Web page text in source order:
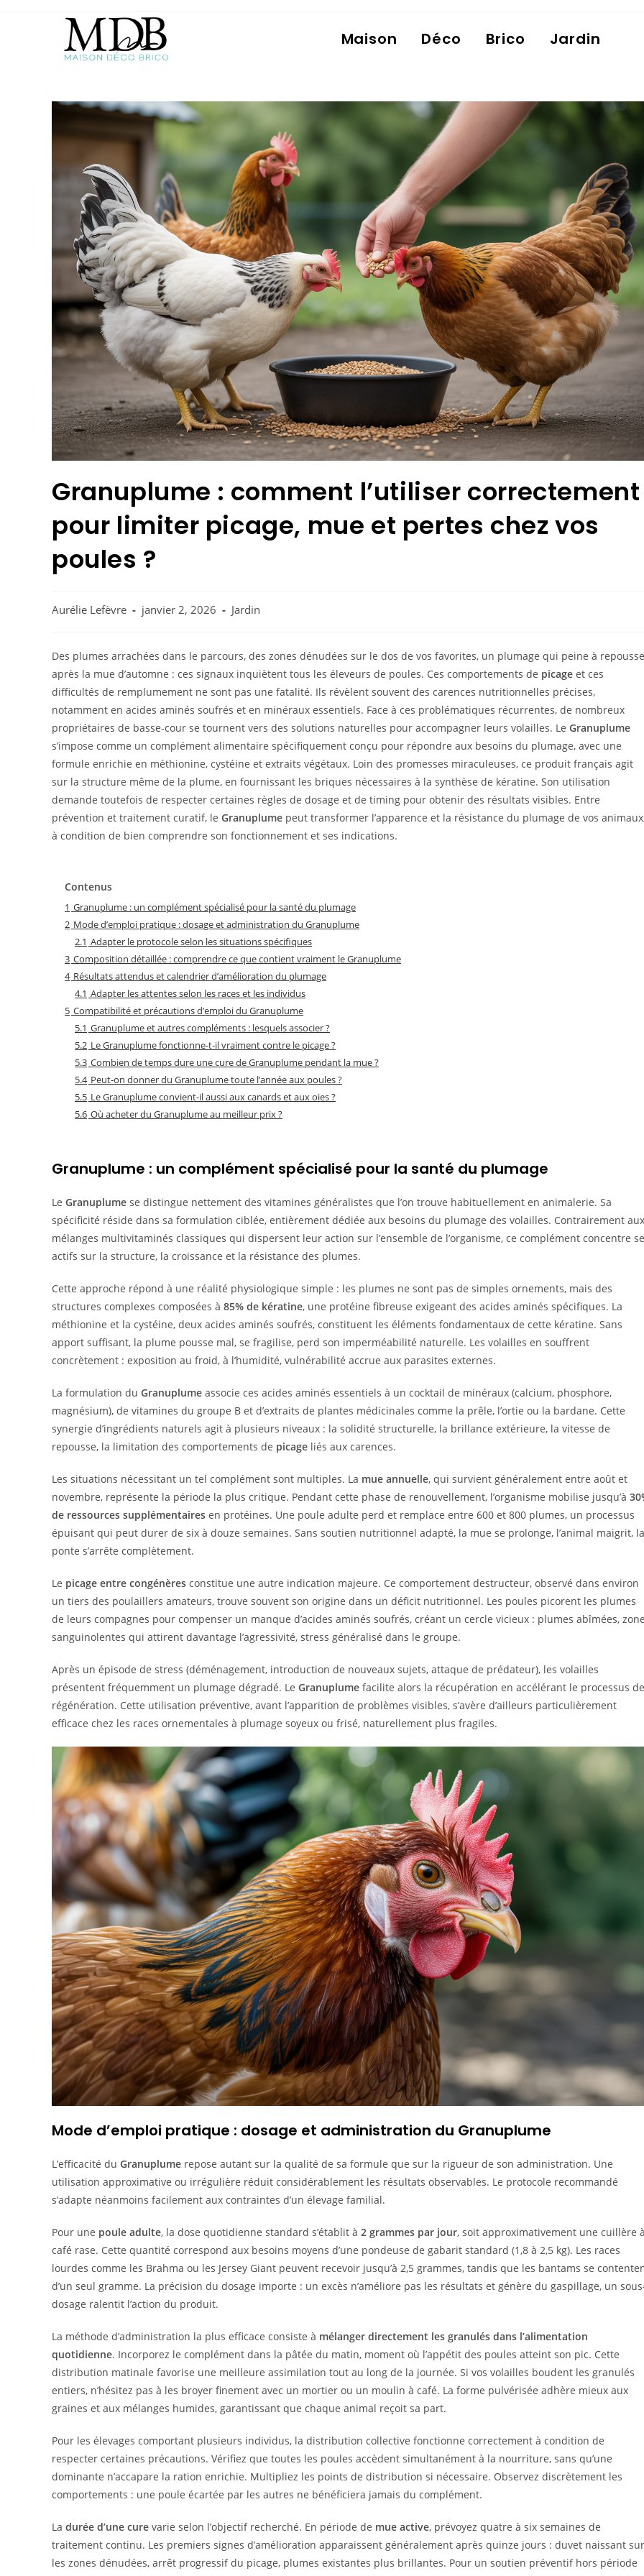
Maison Déco Brico Jardin
Granuplume : comment l’utiliser correctement
pour limiter picage, mue et pertes chez vos
poules ?
Aurélie Lefèvre janvier 2, 2026 Jardin
Des plumes arrachées dans le parcours, des zones dénudées sur le dos de vos favorites, un plumage qui peine à
après la mue d’automne : ces signaux inquiètent tous les éleveurs de poules. Ces comportements de picage et ces
difficultés de remplumement ne sont pas une fatalité. Ils révèlent souvent des carences nutritionnelles précises,
notamment en acides aminés soufrés et en minéraux essentiels. Face à ces problématiques récurrentes, de nombreux
propriétaires de basse-cour se tournent vers des solutions naturelles pour accompagner leurs volailles. Le Granuplume
s’impose comme un complément alimentaire spécifiquement conçu pour répondre aux besoins du plumage, avec une
formule enrichie en méthionine, cystéine et extraits végétaux. Loin des promesses miraculeuses, ce produit français agit
sur la structure même de la plume, en fournissant les briques nécessaires à la synthèse de kératine. Son utilisation
demande toutefois de respecter certaines règles de dosage et de timing pour obtenir des résultats visibles. Entre
prévention et traitement curatif, le Granuplume peut transformer l’apparence et la résistance du plumage de vos
à condition de bien comprendre son fonctionnement et ses indications.
Contenus
1 Granuplume : un complément spécialisé pour la santé du plumage
2 Mode d’emploi pratique : dosage et administration du Granuplume
2.1 Adapter le protocole selon les situations spécifiques
3 Composition détaillée : comprendre ce que contient vraiment le Granuplume
4 Résultats attendus et calendrier d’amélioration du plumage
4.1 Adapter les attentes selon les races et les individus
5 Compatibilité et précautions d’emploi du Granuplume
5.1 Granuplume et autres compléments : lesquels associer ?
5.2 Le Granuplume fonctionne-t-il vraiment contre le picage ?
5.3 Combien de temps dure une cure de Granuplume pendant la mue ?
5.4 Peut-on donner du Granuplume toute l’année aux poules ?
5.5 Le Granuplume convient-il aussi aux canards et aux oies ?
5.6 Où acheter du Granuplume au meilleur prix ?
Granuplume : un complément spécialisé pour la santé du plumage
Le Granuplume se distingue nettement des vitamines généralistes que l’on trouve habituellement en animalerie. Sa
spécificité réside dans sa formulation ciblée, entièrement dédiée aux besoins du plumage des volailles. Contrairement aux
mélanges multivitaminés classiques qui dispersent leur action sur l’ensemble de l’organisme, ce complément concentre
actifs sur la structure, la croissance et la résistance des plumes.
Cette approche répond à une réalité physiologique simple : les plumes ne sont pas de simples ornements, mais des
structures complexes composées à 85% de kératine, une protéine fibreuse exigeant des acides aminés spécifiques. La
méthionine et la cystéine, deux acides aminés soufrés, constituent les éléments fondamentaux de cette kératine. Sans
apport suffisant, la plume pousse mal, se fragilise, perd son imperméabilité naturelle. Les volailles en souffrent
concrètement : exposition au froid, à l’humidité, vulnérabilité accrue aux parasites externes.
La formulation du Granuplume associe ces acides aminés essentiels à un cocktail de minéraux (calcium, phosphore,
magnésium), de vitamines du groupe B et d’extraits de plantes médicinales comme la prêle, l’ortie ou la bardane. Cette
synergie d’ingrédients naturels agit à plusieurs niveaux : la solidité structurelle, la brillance extérieure, la vitesse de
repousse, la limitation des comportements de picage liés aux carences.
Les situations nécessitant un tel complément sont multiples. La mue annuelle, qui survient généralement entre août et
novembre, représente la période la plus critique. Pendant cette phase de renouvellement, l’organisme mobilise jusqu’à
de ressources supplémentaires en protéines. Une poule adulte perd et remplace entre 600 et 800 plumes, un processus
épuisant qui peut durer de six à douze semaines. Sans soutien nutritionnel adapté, la mue se prolonge, l’animal maigrit, la
ponte s’arrête complètement.
Le picage entre congénères constitue une autre indication majeure. Ce comportement destructeur, observé dans environ
un tiers des poulaillers amateurs, trouve souvent son origine dans un déficit nutritionnel. Les poules picorent les plumes
de leurs compagnes pour compenser un manque d’acides aminés soufrés, créant un cercle vicieux : plumes abîmées,
sanguinolentes qui attirent davantage l’agressivité, stress généralisé dans le groupe.
Après un épisode de stress (déménagement, introduction de nouveaux sujets, attaque de prédateur), les volailles
présentent fréquemment un plumage dégradé. Le Granuplume facilite alors la récupération en accélérant le processus de
régénération. Cette utilisation préventive, avant l’apparition de problèmes visibles, s’avère d’ailleurs particulièrement
efficace chez les races ornementales à plumage soyeux ou frisé, naturellement plus fragiles.
Mode d’emploi pratique : dosage et administration du Granuplume
L’efficacité du Granuplume repose autant sur la qualité de sa formule que sur la rigueur de son administration. Une
utilisation approximative ou irrégulière réduit considérablement les résultats observables. Le protocole recommandé
s’adapte néanmoins facilement aux contraintes d’un élevage familial.
Pour une poule adulte, la dose quotidienne standard s’établit à 2 grammes par jour, soit approximativement une cuillère
café rase. Cette quantité correspond aux besoins moyens d’une pondeuse de gabarit standard (1,8 à 2,5 kg). Les races
lourdes comme les Brahma ou les Jersey Giant peuvent recevoir jusqu’à 2,5 grammes, tandis que les bantams se
d’un seul gramme. La précision du dosage importe : un excès n’améliore pas les résultats et génère du gaspillage, un
dosage ralentit l’action du produit.
La méthode d’administration la plus efficace consiste à mélanger directement les granulés dans l’alimentation
quotidienne. Incorporez le complément dans la pâtée du matin, moment où l’appétit des poules atteint son pic. Cette
distribution matinale favorise une meilleure assimilation tout au long de la journée. Si vos volailles boudent les granulés
entiers, n’hésitez pas à les broyer finement avec un mortier ou un moulin à café. La forme pulvérisée adhère mieux aux
graines et aux mélanges humides, garantissant que chaque animal reçoit sa part.
Pour les élevages comportant plusieurs individus, la distribution collective fonctionne correctement à condition de
respecter certaines précautions. Vérifiez que toutes les poules accèdent simultanément à la nourriture, sans qu’une
dominante n’accapare la ration enrichie. Multipliez les points de distribution si nécessaire. Observez discrètement les
comportements : une poule écartée par les autres ne bénéficiera jamais du complément.
La durée d’une cure varie selon l’objectif recherché. En période de mue active, prévoyez quatre à six semaines de
traitement continu. Les premiers signes d’amélioration apparaissent généralement après quinze jours : duvet naissant sur
les zones dénudées, arrêt progressif du picage, plumes existantes plus brillantes. Pour un soutien préventif hors période